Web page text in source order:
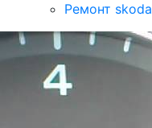
Ремонт skoda